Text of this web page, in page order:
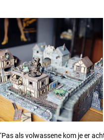
‘Pas als volwassene kom je er